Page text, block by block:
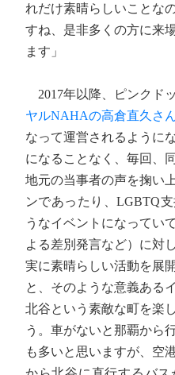
れだけ素晴らしいことな
すね、是非多くの方に来
ます」
2017年以降、ピンクド
ヤルNAHAの高倉直久さ
なって運営されるように
になることなく、毎回、
地元の当事者の声を掬い
ンであったり、LGBTQ
うなイベントになってい
よる差別発言など）に対
実に素晴らしい活動を展
と、そのような意義ある
北谷という素敵な町を楽
う。車がないと那覇から
も多いと思いますが、空